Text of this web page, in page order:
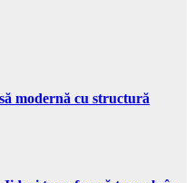
modernă cu structură